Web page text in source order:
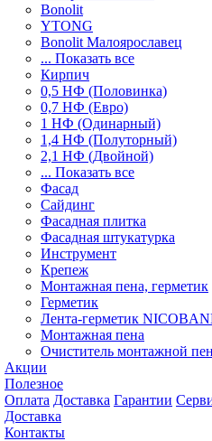
Bonolit
YTONG
Bonolit Малоярославец
... Показать все
Кирпич
0,5 НФ (Половинка)
0,7 НФ (Евро)
1 НФ (Одинарный)
1,4 НФ (Полуторный)
2,1 НФ (Двойной)
... Показать все
Фасад
Сайдинг
Фасадная плитка
Фасадная штукатурка
Инструмент
Крепеж
Монтажная пена, герметик
Герметик
Лента-герметик
Монтажная пена
Очиститель монтажной
Акции
Полезное
Оплата Доставка Гарантии
Доставка
Контакты